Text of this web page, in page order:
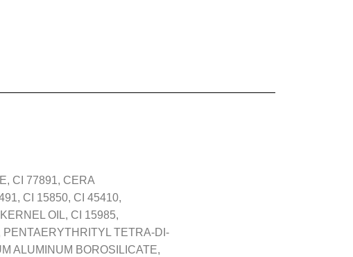
CI 77891, CERA
CI 15850, CI 45410,
OIL, CI 15985,
TETRA-DI-
ALUMINUM BOROSILICATE,